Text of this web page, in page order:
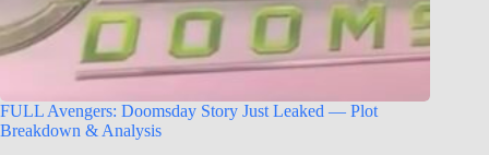
FULL Avengers: Doomsday Story Just Leaked — Plot
Breakdown & Analysis